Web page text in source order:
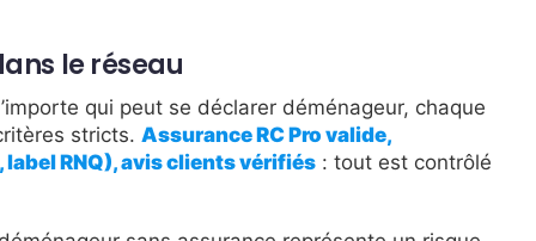
le réseau
qui peut se déclarer déménageur, chaque
stricts. Assurance RC Pro valide,
RNQ), avis clients vérifiés : tout est contrôlé